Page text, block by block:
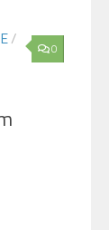
0
/